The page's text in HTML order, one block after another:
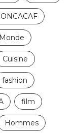
Cuisine
fashion
film
Hommes